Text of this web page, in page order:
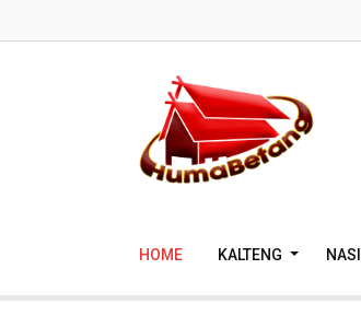
HOME KALTENG